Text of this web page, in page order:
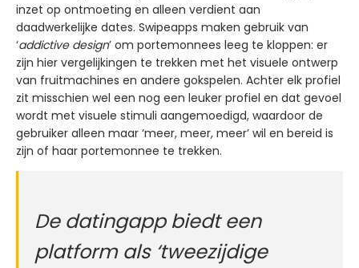
inzet op ontmoeting en alleen verdient aan
daadwerkelijke dates. Swipeapps maken gebruik van
‘addictive design’ om portemonnees leeg te kloppen: er
zijn hier vergelijkingen te trekken met het visuele ontwerp
van fruitmachines en andere gokspelen. Achter elk profiel
zit misschien wel een nog een leuker profiel en dat gevoel
wordt met visuele stimuli aangemoedigd, waardoor de
gebruiker alleen maar ‘meer, meer, meer’ wil en bereid is
zijn of haar portemonnee te trekken.
De datingapp biedt een
platform als ‘tweezijdige